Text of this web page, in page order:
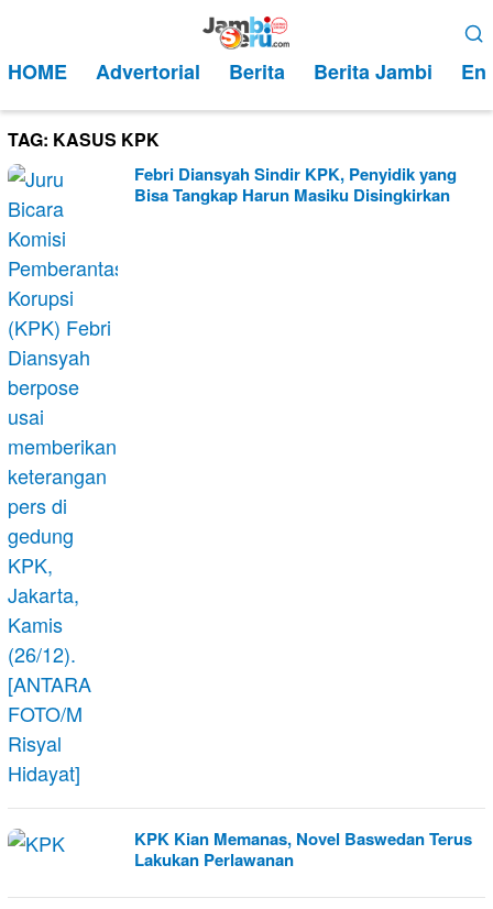
kontenMobile
HOME Advertorial Berita Berita Jambi
TAG: KASUS KPK
Febri Diansyah Sindir KPK, Penyidik yang
Bisa Tangkap Harun Masiku Disingkirkan
KPK Kian Memanas, Novel Baswedan Terus
Lakukan Perlawanan